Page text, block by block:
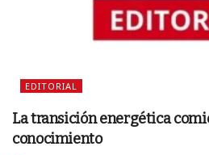
EDITORIAL
La transición energética
conocimiento